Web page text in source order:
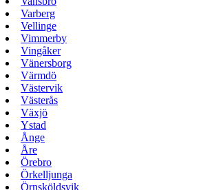
Varberg
Vellinge
Vimmerby
Vingåker
Vänersborg
Värmdö
Västervik
Västerås
Växjö
Ystad
Ånge
Åre
Örebro
Örkelljunga
Örnsköldsvik